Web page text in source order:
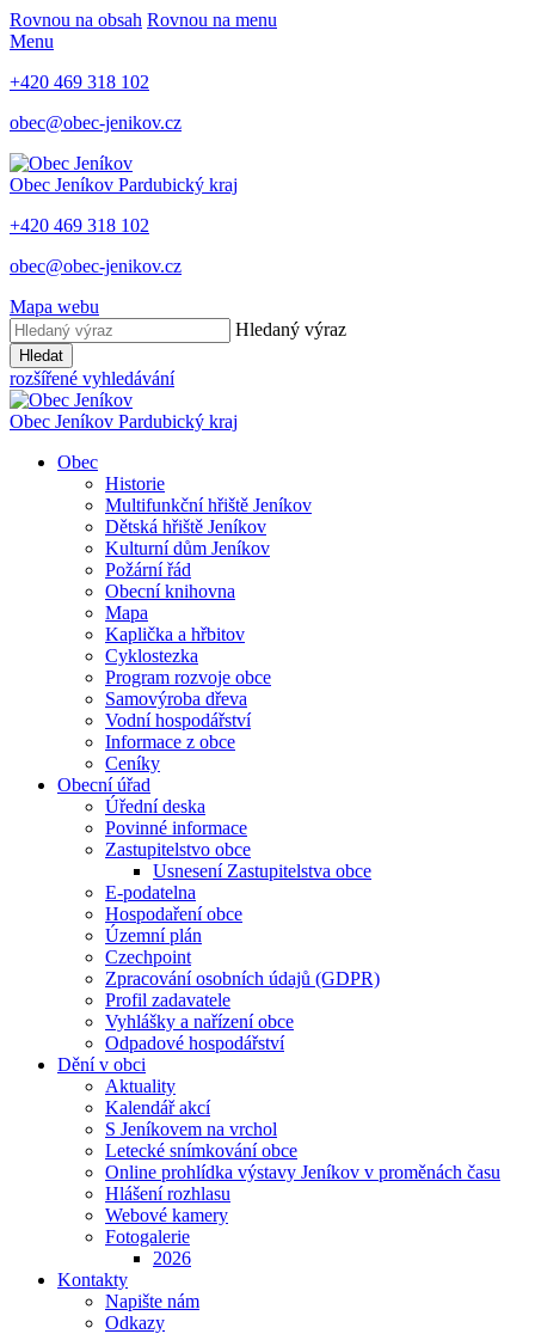
Rovnou na obsah Rovnou na menu
Menu
+420 469 318 102
obec@obec-jenikov.cz
Obec Jeníkov Pardubický kraj
+420 469 318 102
obec@obec-jenikov.cz
Mapa webu
Hledaný výraz
Hledat
rozšířené vyhledávání
Obec Jeníkov Pardubický kraj
Obec
Historie
Multifunkční hřiště Jeníkov
Dětská hřiště Jeníkov
Kulturní dům Jeníkov
Požární řád
Obecní knihovna
Mapa
Kaplička a hřbitov
Cyklostezka
Program rozvoje obce
Samovýroba dřeva
Vodní hospodářství
Informace z obce
Ceníky
Obecní úřad
Úřední deska
Povinné informace
Zastupitelstvo obce
Usnesení Zastupitelstva obce
E-podatelna
Hospodaření obce
Územní plán
Czechpoint
Zpracování osobních údajů (GDPR)
Profil zadavatele
Vyhlášky a nařízení obce
Odpadové hospodářství
Dění v obci
Aktuality
Kalendář akcí
S Jeníkovem na vrchol
Letecké snímkování obce
Online prohlídka výstavy Jeníkov v proměnách času
Hlášení rozhlasu
Webové kamery
Fotogalerie
2026
Kontakty
Napište nám
Odkazy